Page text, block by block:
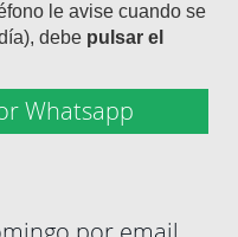
le avise cuando se
debe pulsar el
Whatsapp